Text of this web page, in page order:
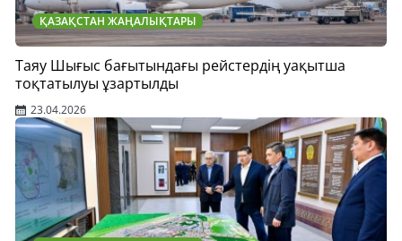
ҚАЗАҚСТАН ЖАҢАЛЫҚТАРЫ
Таяу Шығыс бағытындағы рейстердің уақытша
тоқтатылуы ұзартылды
23.04.2026